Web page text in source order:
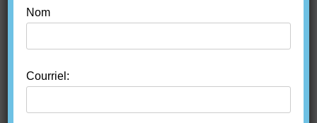
FORESTIÈRE 101 OU
Nom
Courriel: